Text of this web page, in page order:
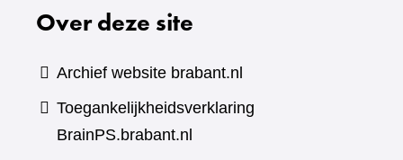
Over deze site
Archief website brabant.nl
Toegankelijkheidsverklaring
BrainPS.brabant.nl